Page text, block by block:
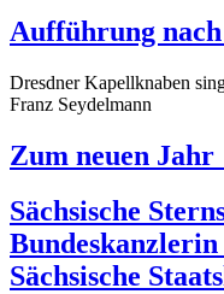
Aufführung
Dresdner Kapellknaben
Franz Seydelmann
Zum neuen Jahr
Sächsische
Sächsische